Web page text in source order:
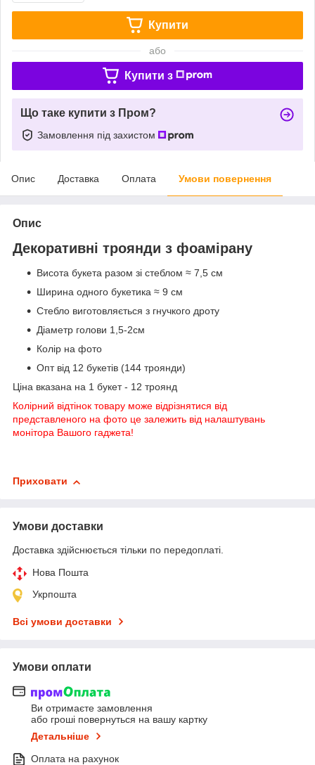
Купити
або
Купити з
Що таке купити з Пром?
Замовлення під захистом
Опис Доставка Оплата Умови повернення
Опис
Декоративні троянди з фоамірану
Висота букета разом зі стеблом ≈ 7,5 см
Ширина одного букетика ≈ 9 см
Стебло виготовляється з гнучкого дроту
Діаметр голови 1,5-2см
Колір на фото
Опт від 12 букетів (144 троянди)
Ціна вказана на 1 букет - 12 троянд
Колірний відтінок товару може відрізнятися від
представленого на фото це залежить від налаштувань
монітора Вашого гаджета!
Приховати
Умови доставки
Доставка здійснюється тільки по передоплаті.
Нова Пошта
Укрпошта
Всі умови доставки
Умови оплати
Ви отримаєте замовлення
або гроші повернуться на вашу картку
Детальніше
Оплата на рахунок